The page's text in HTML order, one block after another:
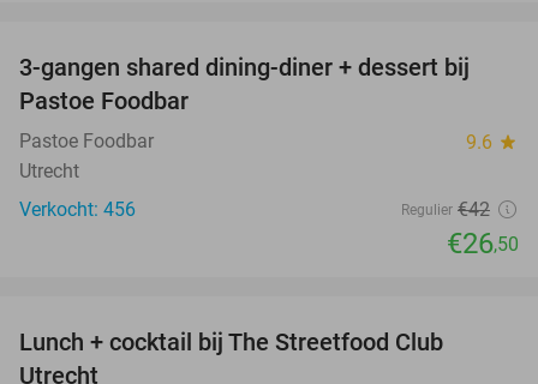
37%
3-gangen shared dining-diner + dessert bij
Pastoe Foodbar
Pastoe Foodbar 9.6 star
Utrecht
Verkocht: 456
Regulier €42
€26,50
Lunch + cocktail bij The Streetfood Club
Utrecht